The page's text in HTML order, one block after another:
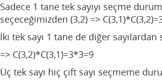
Sadece 1 tane tek sayıyı seçme
seçeceğimizden (3,2) =>
İki tek sayı 1 tane de diğer
=> C(3,2)*C(3,1)=3*3=9
Üç tek sayı hiç çift sayı seçmeme